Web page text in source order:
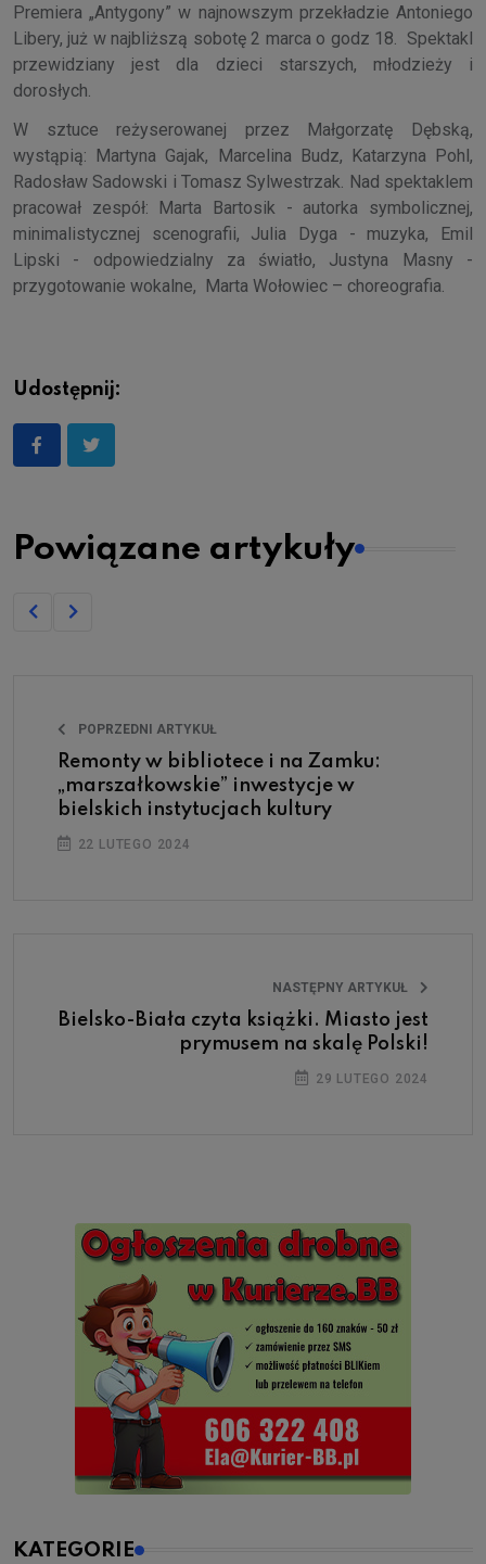
Premiera „Antygony” w najnowszym przekładzie Antoniego
Libery, już w najbliższą sobotę 2 marca o godz 18. Spektakl
przewidziany jest dla dzieci starszych, młodzieży i
dorosłych.
W sztuce reżyserowanej przez Małgorzatę Dębską,
wystąpią: Martyna Gajak, Marcelina Budz, Katarzyna Pohl,
Radosław Sadowski i Tomasz Sylwestrzak. Nad spektaklem
pracował zespół: Marta Bartosik - autorka symbolicznej,
minimalistycznej scenografii, Julia Dyga - muzyka, Emil
Lipski - odpowiedzialny za światło, Justyna Masny -
przygotowanie wokalne, Marta Wołowiec – choreografia.
Udostępnij:
Powiązane artykuły
POPRZEDNI ARTYKUŁ
Remonty w bibliotece i na Zamku:
„marszałkowskie” inwestycje w
bielskich instytucjach kultury
22 LUTEGO 2024
NASTĘPNY ARTYKUŁ
Bielsko-Biała czyta książki. Miasto jest
prymusem na skalę Polski!
29 LUTEGO 2024
KATEGORIE